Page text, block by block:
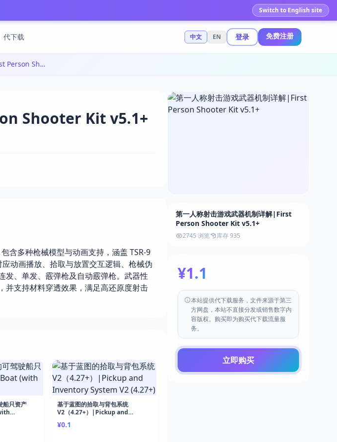
代下载 中文 EN 登录 免费注册
Switch to English site
第一人称射击游戏武器机制详解|First Person Shooter Kit v5.1+
Shooter Kit v5.1+
含多种枪械模型与动画支持，涵盖 TSR-9
动画播放、拾取与放置交互逻辑、枪械伪
发、单发、霰弹枪及自动霰弹枪。武器性
并支持材料穿透效果，满足高还原度射击
船只资产
基于蓝图的拾取与背包系统
V2（4.27+）|Pickup and
¥0.1
第一人称射击游戏武器机制详解|First
Person Shooter Kit v5.1+
2745 浏览 库存 935
¥1.1
本站提供代下载服务，文件来源于第三
方网盘，本站不直接分发或销售数字内
容版权。购买即为购买代下载流量服
务。
立即购买